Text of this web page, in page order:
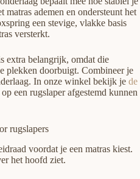
matras ademen en ondersteunt het
een stevige, vlakke basis
versterkt.
extra belangrijk, omdat die
plekken doorbuigt. Combineer je
In onze winkel bekijk je de
een rugslaper afgestemd kunnen
rugslapers
voordat je een matras kiest.
het hoofd ziet.